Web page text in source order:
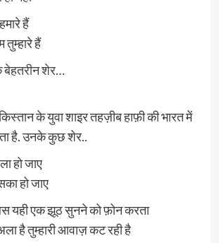
हैं
हैं
शेर…
के युवा शाइर तहज़ीब हाफ़ी की भारत में
है. उनके कुछ शेर..
हो जाए
हो जाए
यही एक झूठ सुनने को फ़ोन करता
है तुम्हारी आवाज़ कट रही है